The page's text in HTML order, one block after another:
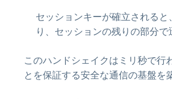
セッションキーが確立される
り、セッションの残りの部分で
このハンドシェイクはミリ秒で
とを保証する安全な通信の基盤を